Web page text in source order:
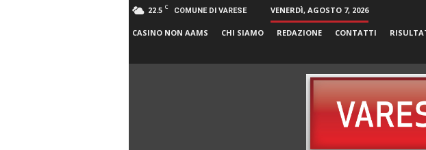
22.5 C COMUNE DI VARESE VENERDÌ, AGOSTO 7, 2026
CASINO NON AAMS CHI SIAMO REDAZIONE CONTATTI